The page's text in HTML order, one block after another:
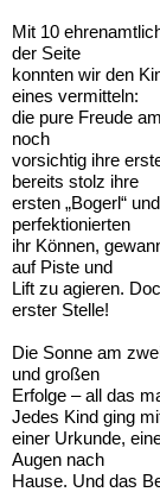
Mit 10
der Seite
konnten wir den
eines vermitteln:
die pure Freude
noch
vorsichtig ihre
bereits stolz ihre
ersten „Bogerl“
perfektionierten
ihr Können,
auf Piste und
Lift zu agieren.
erster Stelle!
Die Sonne am
und großen
Erfolge – all das
Jedes Kind ging
einer Urkunde,
Augen nach
Hause. Und das